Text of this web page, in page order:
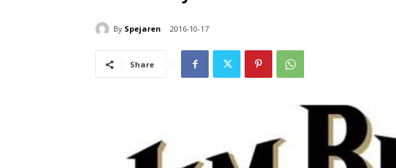
By Spejaren 2016-10-17
Share